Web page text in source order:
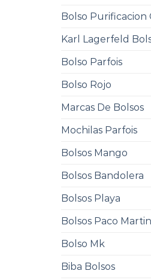
Bolso Purificacion
Karl Lagerfeld
Bolso Parfois
Bolso Rojo
Marcas De Bolsos
Mochilas Parfois
Bolsos Mango
Bolsos Bandolera
Bolsos Playa
Bolsos Paco
Bolso Mk
Biba Bolsos